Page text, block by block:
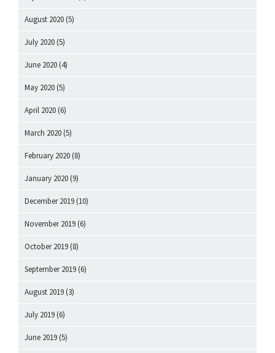
August 2020 (5)
July 2020 (5)
June 2020 (4)
May 2020 (5)
April 2020 (6)
March 2020 (5)
February 2020 (8)
January 2020 (9)
December 2019 (10)
November 2019 (6)
October 2019 (8)
September 2019 (6)
August 2019 (3)
July 2019 (6)
June 2019 (5)